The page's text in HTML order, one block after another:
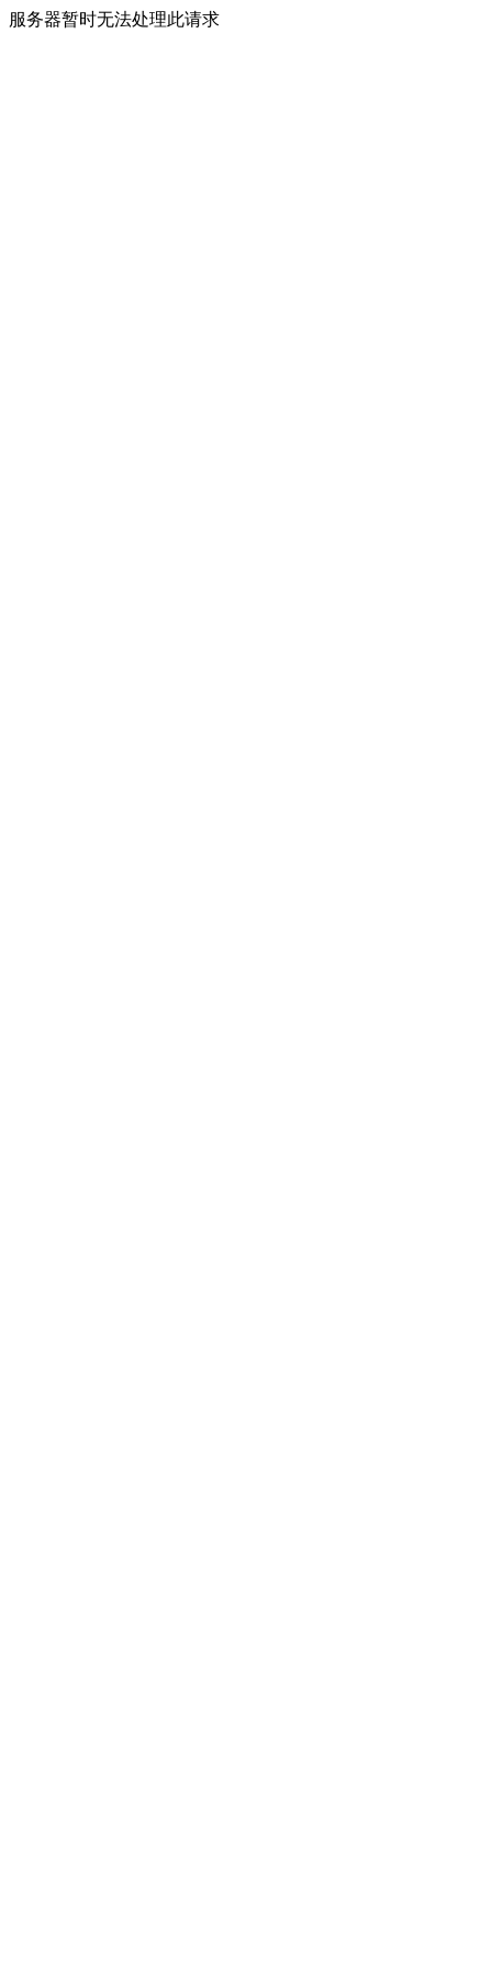
服务器暂时无法处理此请求